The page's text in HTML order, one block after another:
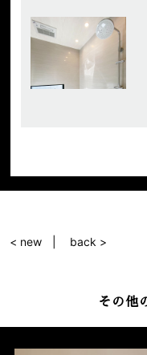
< new back >
その他